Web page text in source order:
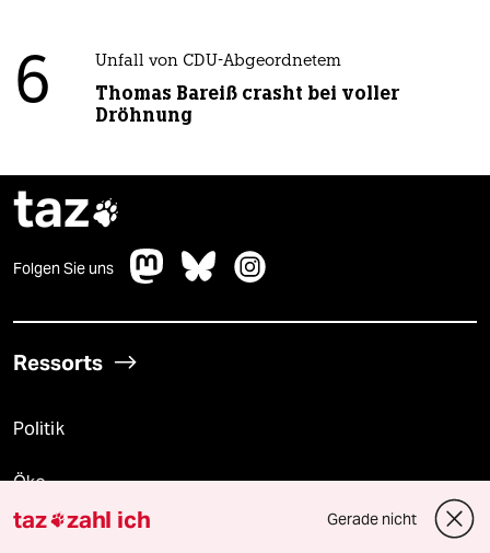
6 Unfall von CDU-Abgeordnetem
Thomas Bareiß crasht bei voller
Dröhnung
taz
Folgen Sie uns
Ressorts
Politik
Öko
Gesellschaft
taz zahl ich Gerade nicht